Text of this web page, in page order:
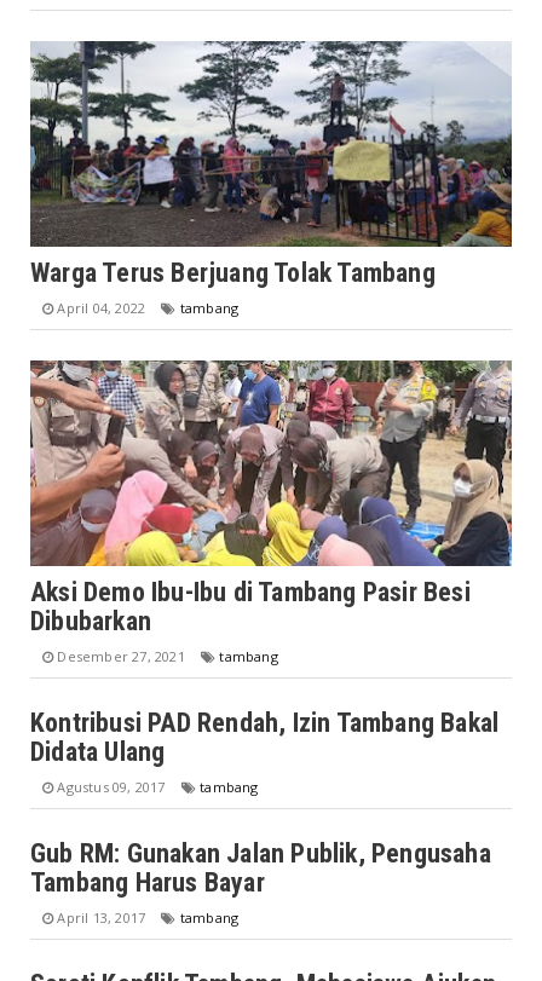
Warga Terus Berjuang Tolak Tambang
April 04, 2022 tambang
Aksi Demo Ibu-Ibu di Tambang Pasir Besi
Dibubarkan
Desember 27, 2021 tambang
Kontribusi PAD Rendah, Izin Tambang Bakal
Didata Ulang
Agustus 09, 2017 tambang
Gub RM: Gunakan Jalan Publik, Pengusaha
Tambang Harus Bayar
April 13, 2017 tambang